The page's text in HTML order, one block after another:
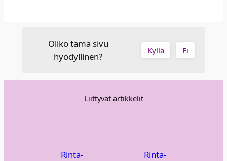
Oliko tämä sivu
hyödyllinen?
Kyllä Ei
Liittyvät artikkelit
Rin­ta­
Rin­ta­